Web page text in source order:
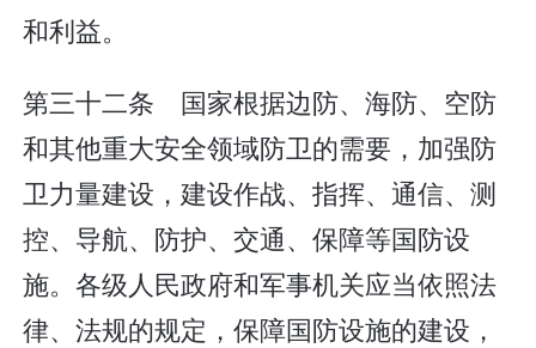
和利益。
第三十二条 国家根据边防、海防、空防
和其他重大安全领域防卫的需要，加强防
卫力量建设，建设作战、指挥、通信、测
控、导航、防护、交通、保障等国防设
施。各级人民政府和军事机关应当依照法
律、法规的规定，保障国防设施的建设，